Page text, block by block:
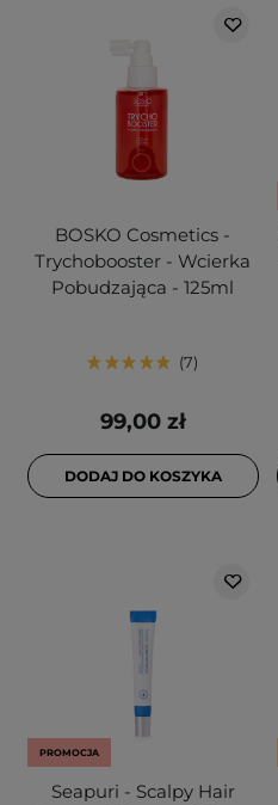
BOSKO Cosmetics -
Trychobooster - Wcierka
Pobudzająca - 125ml
7
99,00 zł
DODAJ DO KOSZYKA
PROMOCJA
Seapuri - Scalpy Hair